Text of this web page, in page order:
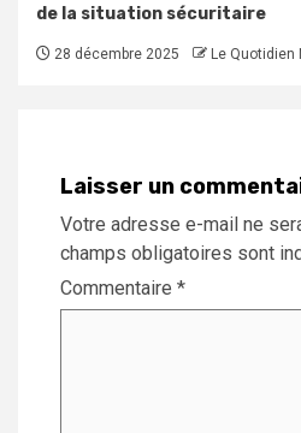
de la situation sécuritaire
28 décembre 2025 Le Quotidien
Laisser un
Votre adresse e-mail ne
champs obligatoires sont
Commentaire *